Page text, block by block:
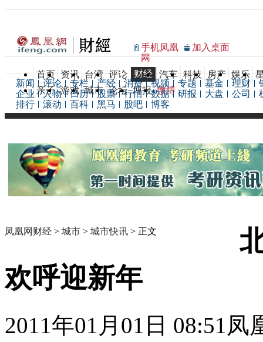
手机凤凰
网
加入桌面
首页 资讯 台湾 评论 财经 汽车 科技 房产 娱乐
亲子 游戏 城市 论坛 博报 微博
新闻 评论 专栏 产经 消费 视频 专题 基金 理财
企业
人物 日历 股票 行情 数据 研报 大盘 公司
排行
滚动 百科 黑马 股吧 博客
凤凰网财经 > 城市 > 城市快讯 > 正文
欢呼迎新年
2011年01月01日 08:51凤